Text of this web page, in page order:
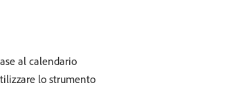
al calendario
lo strumento